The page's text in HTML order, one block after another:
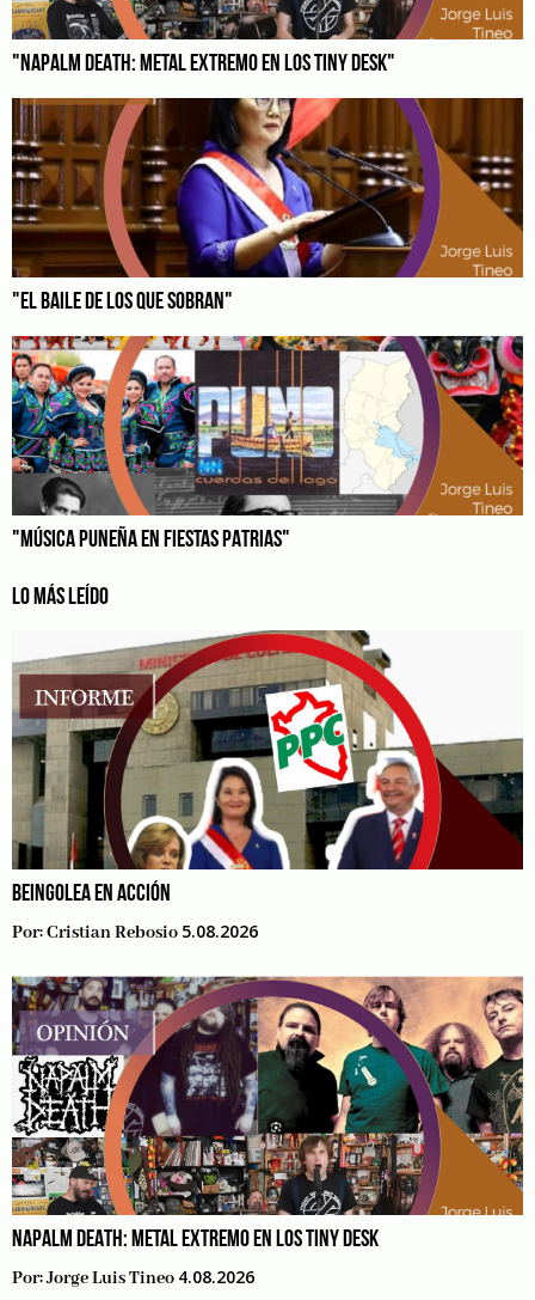
"NAPALM DEATH: METAL EXTREMO EN LOS TINY DESK"
"EL BAILE DE LOS QUE SOBRAN"
"MÚSICA PUNEÑA EN FIESTAS PATRIAS"
LO MÁS LEÍDO
BEINGOLEA EN ACCIÓN
Por:Cristian Rebosio 5.08.2026
NAPALM DEATH: METAL EXTREMO EN LOS TINY DESK
Por:Jorge Luis Tineo 4.08.2026